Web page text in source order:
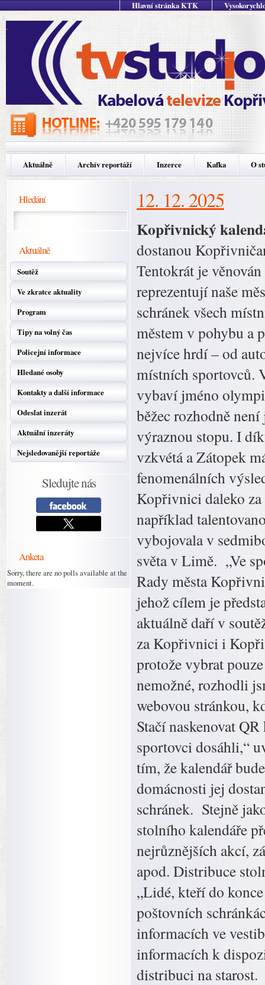
Hlavní stránka KTK
Aktuálně Archív reportáží Inzerce Kafka O
Hledání
Aktuálně
Soutěž
Ve zkratce aktuality
Program
Tipy na volný čas
Policejní informace
Hledané osoby
Kontakty a další informace
Odeslat inzerát
Aktuální inzeráty
Nejsledovanější reportáže
Sledujte nás
Anketa
Sorry, there are no polls available at the
moment.
12. 12. 2025
Kopřivnický
dostanou
Tentokrát je
reprezentují naše
schránek všech
městem v pohybu a
nejvíce hrdí – od
místních sportovců.
vybaví jméno
běžec rozhodně
výraznou stopu. I
vzkvétá a Zátopek
fenomenálních
Kopřivnici daleko
například
vybojovala v
světa v Limě. „Ve
Rady města
jehož cílem je
aktuálně daří v
za Kopřivnici i
protože vybrat
nemožné, rozhodli
webovou stránkou,
Stačí naskenovat
sportovci dosáhli,“
tím, že kalendář
domácnosti jej
schránek. Stejně
stolního kalendáře
nejrůznějších akcí,
apod. Distribuce
„Lidé, kteří do
poštovních
informacích ve
informacích k
distribuci na starost.